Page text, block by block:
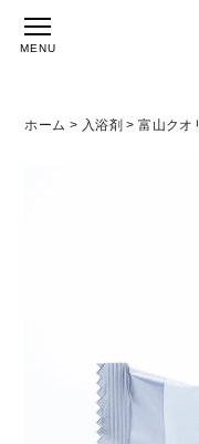
マイページ
ショップガイド
MENU
ホーム > 入浴剤 > 富山クオ